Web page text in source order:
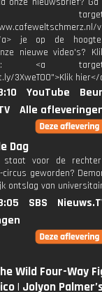
a> je op de
nieuwe video's?
<a
3XweTO0">Klik hier</
YouTube
Alle
Dag
staat voor de
circus geworden?
ontslag van
SBS
Wild Four-Way
| Jolyon